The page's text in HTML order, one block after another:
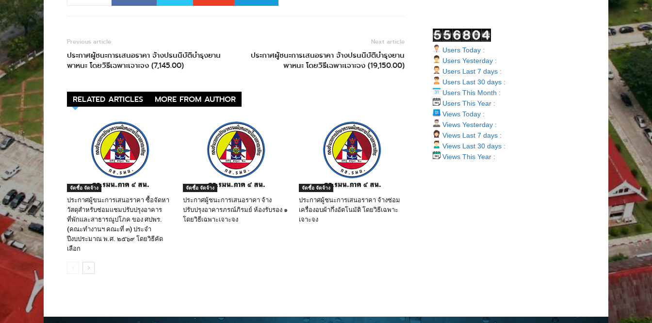
Previous article
ประกาศผู้ชนะการเสนอราคา จ้างปรนนิบัติบำรุงยาน
พาหนะ โดยวิธีเฉพาะเจาะจง (7,145.00)
Next article
ประกาศผู้ชนะการเสนอราคา จ้างปรนนิบัติบำรุงยาน
พาหนะ โดยวิธีเฉพาะเจาะจง (19,150.00)
RELATED ARTICLES MORE FROM AUTHOR
จัดซื้อ จัดจ้าง
ประกาศผู้ขนะการเสนอราคา ซื้อจัดหา
วัสดุสำหรับซ่อมแชมปรับปรุงอาคาร
ที่พักและสาธารณูปโภค ของ ศปพร.
(คณะทำงานฯ คณะที่ ๓) ประจำ
ปีงบประมาณ พ.ศ. ๒๕๖๙ โดยวิธีคัด
เลือก
จัดซื้อ จัดจ้าง
ประกาศผู้ชนะการเสนอราคา จ้าง
ปรับปรุงอาคารภรณ์ภิรมย์ ห้องรับรอง ๑
โดยวิธีเฉพาะเจาะจง
จัดซื้อ จัดจ้าง
ประกาศผู้ชนะการเสนอราคา จ้างซ่อม
เครื่องอบผ้ากึ่งอัตโนมัติ โดยวิธีเฉพาะ
เจาะจง
Users Today :
Users Yesterday :
Users Last 7 days :
Users Last 30 days :
Users This Month :
Users This Year :
Views Today :
Views Yesterday :
Views Last 7 days :
Views Last 30 days :
Views This Year :